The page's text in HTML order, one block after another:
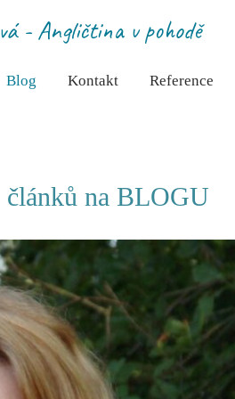
- Angličtina v pohodě
Blog Kontakt Reference
článků na BLOGU